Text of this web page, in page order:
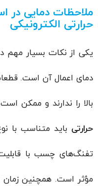
ملاحظات دمایی در
حرارتی الکترونیکی
یکی از نکات بسیار مهم
دمای اعمال آن است.
بالا را ندارند و ممکن
حرارتیباید متناسب با
تفنگ‌های چسب با
مؤثر است. همچنین